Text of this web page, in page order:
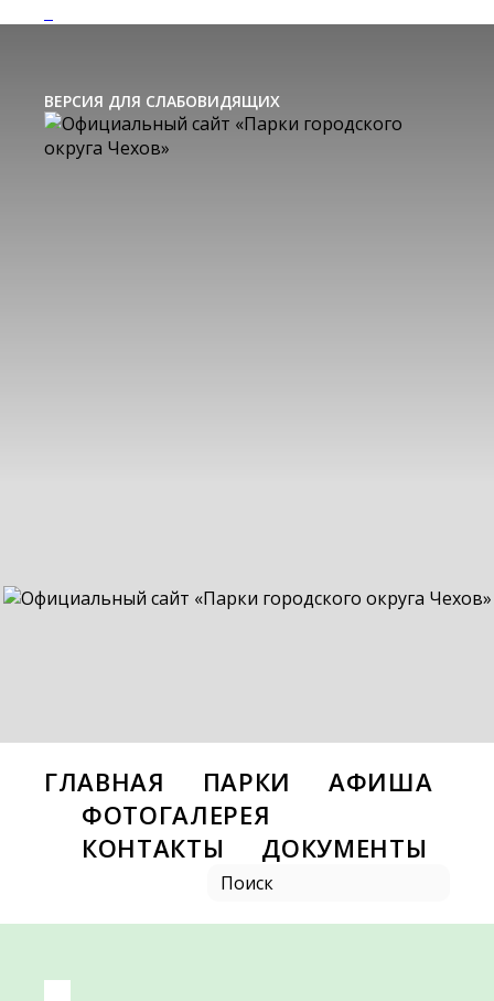
ВЕРСИЯ ДЛЯ СЛАБОВИДЯЩИХ
ГЛАВНАЯ ПАРКИ
АФИША
ФОТОГАЛЕРЕЯ
КОНТАКТЫ
ДОКУМЕНТЫ